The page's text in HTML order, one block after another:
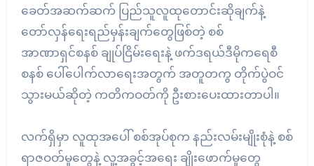
ခေတ်အဆက်ဆက် ပြည်သူလူထုတောင်းဆိုချက်နဲ့
တော်လှန်ရေးရည်မှန်းချက်တွေဖြစ်တဲ့ စစ်
အာဏာရှင်စနစ် ချုပ်ငြိမ်းရေးနဲ့ ဖက်ဒရယ်ဒီမိုကရေစီ
စနစ် ပေါ်ပေါက်လာရေးအတွက် အတူတကွ တိုက်ပွဲဝင်
သွားမယ်ဆိုတဲ့ ကတိကဝတ်ကို ဦးစားပေးထားတာပါ။
လက်ရှိမှာ လူထုအပေါ် စစ်အုပ်စုက နည်းလမ်းမျိုးစုံနဲ့ စစ်
ရာဇဝတ်မှုတွေနဲ့ လူ့အခွင့်အရေး ချိုးဖောက်မှုတွေ